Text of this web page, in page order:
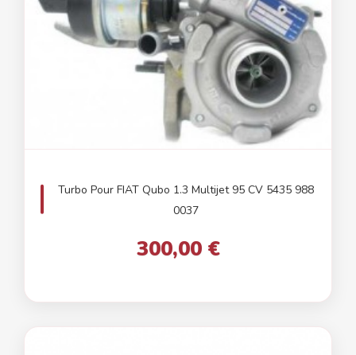
Turbo Pour FIAT Qubo 1.3 Multijet 95 CV 5435 988
0037
300,00 €